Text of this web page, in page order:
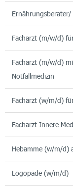
Facharzt (m/w/d)
Facharzt (m/w/d)
Notfallmedizin
Facharzt (w/m/d)
Facharzt Innere
Hebamme (w/m/d)
Logopäde (w/m/d)